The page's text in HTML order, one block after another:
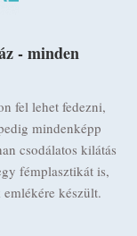
- minden
fel lehet fedezni,
mindenképp
csodálatos kilátás
fémplasztikát is,
készült.